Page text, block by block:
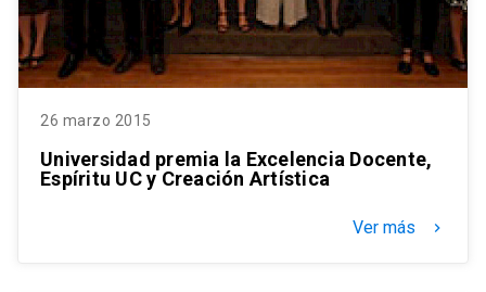
26 marzo 2015
Universidad premia la Excelencia Docente,
Espíritu UC y Creación Artística
Ver más keyboard_arrow_right